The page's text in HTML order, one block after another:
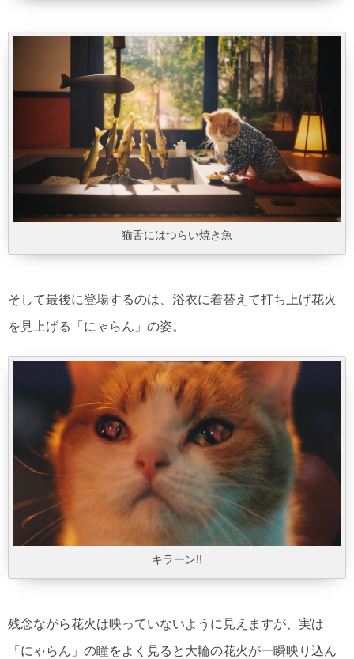
猫舌にはつらい焼き魚
そして最後に登場するのは、浴衣に着替えて打ち上げ花火
を見上げる「にゃらん」の姿。
キラーン!!
残念ながら花火は映っていないように見えますが、実は
「にゃらん」の瞳をよく見ると大輪の花火が一瞬映り込ん